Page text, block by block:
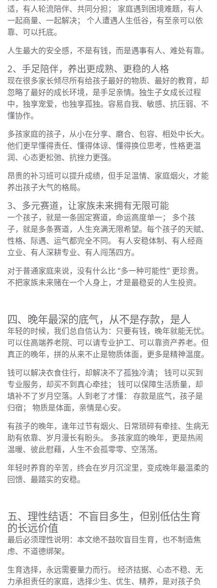
适，有人轮流陪伴、共同分担； 家庭遇到困境难题，有人
一起商量、一起解决； 个人遭遇人生低谷，有至亲可以依
靠、可以托底。
人生最大的安全感，不是有钱，而是遇事有人、难处有靠。
2、手足陪伴，养出更成熟、更稳的人格
现在很多家长倾尽所有给孩子最好的物质、最好的教育，却
忽略了最好的成长环境，是手足亲情。独生子女成长过程
中，独享宠爱，也独享孤独。容易自我、敏感、抗压弱、不
懂协作。
多孩家庭的孩子，从小在分享、磨合、包容、相处中长大。
他们更早懂得责任、懂得体谅、懂得换位思考，性格更温
润、心态更松弛、抗挫力更强。
昂贵的补习班可以提升成绩，但手足温情、家庭烟火，才能
养出孩子大气的格局。
3、多元赛道，让家族未来拥有无限可能
一个孩子，就是一条固定赛道，命运高度单一； 多个孩
子，就是多条赛道，人生充满无限希望。每个孩子的天赋、
性格、际遇、运气都完全不同。 有人安稳体制、有人经商
立业、有人深耕专业、有人闯荡四方。
对于普通家庭来说，没有什么比 “多一种可能性” 更珍贵。
不把家族未来赌在一个人身上，才是最稳妥的人生投资。
四、晚年最深的底气，从不是存款，是人
年轻的时候，我们总自信认为：只要有钱，晚年就能无忧。
可以住高端养老院、可以请专业护工、可以靠资产养老。但
真正的晚年，拼的从来不止是物质体面，更多是精神温度。
钱可以解决衣食住行，却解决不了孤独冷清； 钱可以买到
专业服务，却买不到真心牵挂； 钱可以保障生活质量，却
填补不了岁月空落。人到老了才懂： 存款是底气，孩子是
归宿； 物质是体面，亲情是心安。
有孩子的晚年，逢年过节有烟火、日常琐碎有牵挂、生病无
助有依靠、岁月漫长有盼头。 多孩家庭的晚年，更是热闹
温暖、彼此慰藉，人生不会孤零零、空荡荡。
年轻时养育的辛苦，终会在岁月沉淀里，变成晚年最温柔的
回馈、最踏实的安稳。
五、理性结语：不盲目多生，但别低估生育
的长远价值
最后必须理性说明：本文绝不鼓吹盲目生育，也不制造焦
虑、不道德绑架。
生育选择，永远需要量力而行。 经济拮据、心态不稳、无
力承担责任的家庭，选择少生、优生、精养，是对孩子负